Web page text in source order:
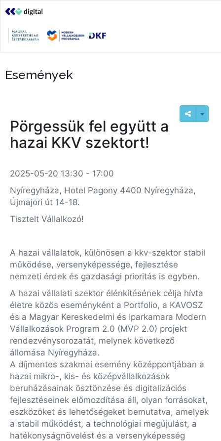
Események
Pörgessük fel együtt a
hazai KKV szektort!
2025-05-20 13:30 - 17:00
Nyíregyháza, Hotel Pagony 4400 Nyíregyháza,
Újmajori út 14-18.
Tisztelt Vállalkozó!
A hazai vállalatok, különösen a kkv-szektor stabil
működése, versenyképessége, fejlesztése
nemzeti érdek és gazdasági prioritás is egyben.
A hazai vállalati szektor élénkítésének célja hívta
életre közös eseményként a Portfolio, a KAVOSZ
és a Magyar Kereskedelmi és Iparkamara Modern
Vállalkozások Program 2.0 (MVP 2.0) projekt
rendezvénysorozatát, melynek következő
állomása Nyíregyháza.
A díjmentes szakmai esemény középpontjában a
hazai mikro-, kis- és középvállalkozások
beruházásainak ösztönzése és digitalizációs
fejlesztéseinek előmozdítása áll, olyan forrásokat,
eszközöket és lehetőségeket bemutatva, amelyek
a stabil működést, a technológiai megújulást, a
hatékonyságnövelést és a versenyképesség